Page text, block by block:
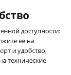
доступности:
её на
и удобство,
технические